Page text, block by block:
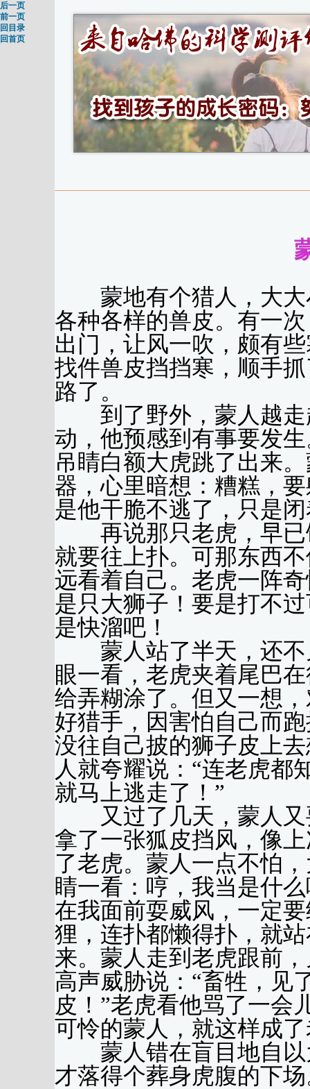
后一页
前一页
回目录
回首页
蒙地有个猎人，大大
各种各样的兽皮。有一
出门，让风一吹，颇有
找件兽皮挡挡寒，顺手
路了。
到了野外，蒙人越走
动，他预感到有事要发
吊睛白额大虎跳了出来
器，心里暗想：糟糕，
是他干脆不逃了，只是
再说那只老虎，早已
就要往上扑。可那东西
远看着自己。老虎一阵
是只大狮子！要是打不
是快溜吧！
蒙人站了半天，还不
眼一看，老虎夹着尾巴
给弄糊涂了。但又一想
好猎手，因害怕自己而
没往自己披的狮子皮上
人就夸耀说：“连老虎都
就马上逃走了！”
又过了几天，蒙人又
拿了一张狐皮挡风，像
了老虎。蒙人一点不怕
睛一看：哼，我当是什
在我面前耍威风，一定
狸，连扑都懒得扑，就
来。蒙人走到老虎跟前
高声威胁说：“畜牲，见
皮！”老虎看他骂了一会
可怜的蒙人，就这样成
蒙人错在盲目地自以
才落得个葬身虎腹的下